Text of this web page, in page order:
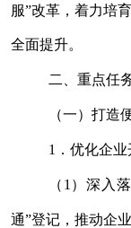
服”改革，着力培
全面提升。
二、重点任
（一）打造
1 ．优化企
（ 1 ）深入
通”登记，推动企